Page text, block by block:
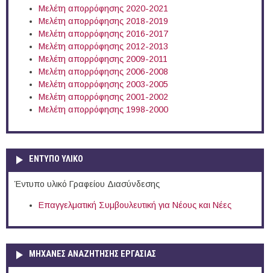
Μελέτη απορρόφησης 2020-2021
Μελέτη απορρόφησης 2018-2019
Μελέτη απορρόφησης 2016-2017
Μελέτη απορρόφησης 2012-2013
Μελέτη απορρόφησης 2009-2011
Μελέτη απορρόφησης 2006-2008
Μελέτη απορρόφησης 2003-2005
Μελέτη απορρόφησης 2001-2002
Μελέτη απορρόφησης 1998-2000
ΕΝΤΥΠΟ ΥΛΙΚΟ
Έντυπο υλικό Γραφείου Διασύνδεσης
Επαγγελματική Συμβουλευτική για Νέους και Νέες
ΜΗΧΑΝΕΣ ΑΝΑΖΗΤΗΣΗΣ ΕΡΓΑΣΙΑΣ